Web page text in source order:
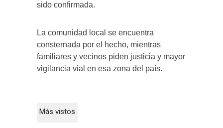
sido confirmada.
La comunidad local se encuentra
consternada por el hecho, mientras
familiares y vecinos piden justicia y mayor
vigilancia vial en esa zona del país.
Más vistos